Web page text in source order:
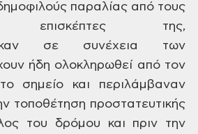
παραλίας από τους
επισκέπτες της,
σε συνέχεια των
ήδη ολοκληρωθεί από τον
σημείο και περιλάμβαναν
τοποθέτηση προστατευτικής
του δρόμου και πριν την